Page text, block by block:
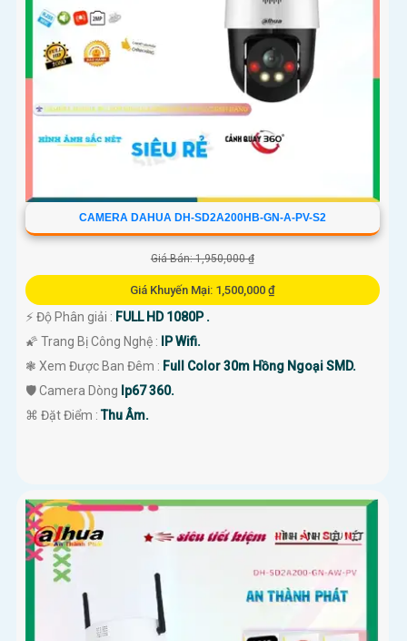
CAMERA DAHUA DH-SD2A200HB-GN-A-PV-S2
Giá Bán: 1,950,000 ₫
Giá Khuyến Mại: 1,500,000 ₫
️⚡ Độ Phân giải : FULL HD 1080P .
🌠 Trang Bị Công Nghệ :
IP Wifi.
❃ Xem Được Ban Đêm : Full Color 30m Hồng Ngoại SMD.
🛡 Camera Dòng Ip67 360.
️⌘ Đặt Điểm :Thu Âm.